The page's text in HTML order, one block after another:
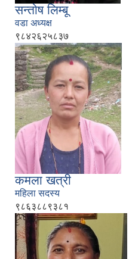
सन्तोष लिम्बू
वडा अध्यक्ष
९८४२६२५८३७
कमला खत्री
महिला सदस्य
९८६३८८९३८१